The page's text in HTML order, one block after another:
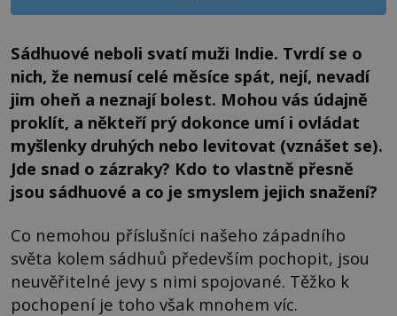
Sádhuové neboli svatí muži Indie. Tvrdí se o
nich, že nemusí celé měsíce spát, nejí, nevadí
jim oheň a neznají bolest. Mohou vás údajně
proklít, a někteří prý dokonce umí i ovládat
myšlenky druhých nebo levitovat (vznášet se).
Jde snad o zázraky? Kdo to vlastně přesně
jsou sádhuové a co je smyslem jejich snažení?
Co nemohou příslušníci našeho západního
světa kolem sádhuů především pochopit, jsou
neuvěřitelné jevy s nimi spojované. Těžko k
pochopení je toho však mnohem víc.